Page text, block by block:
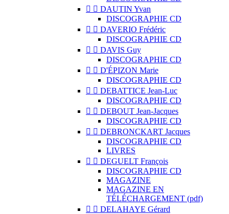
  DAUTIN Yvan
DISCOGRAPHIE CD
  DAVERIO Frédéric
DISCOGRAPHIE CD
  DAVIS Guy
DISCOGRAPHIE CD
  D'ÉPIZON Marie
DISCOGRAPHIE CD
  DEBATTICE Jean-Luc
DISCOGRAPHIE CD
  DEBOUT Jean-Jacques
DISCOGRAPHIE CD
  DEBRONCKART Jacques
DISCOGRAPHIE CD
LIVRES
  DEGUELT François
DISCOGRAPHIE CD
MAGAZINE
MAGAZINE EN
TÉLÉCHARGEMENT (pdf)
  DELAHAYE Gérard